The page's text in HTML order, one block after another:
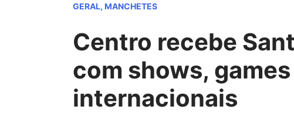
GERAL, MANCHETES
Centro recebe
com shows,
internacionais